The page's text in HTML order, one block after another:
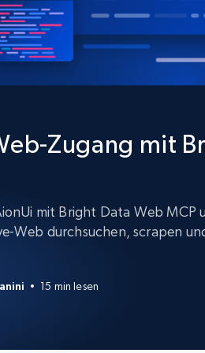
integriertem Entsperren und Hosting
Residential proxys 50% OFF
Datacenter proxys
Schnelle, zuverlässige Proxys für
effiziente Datenextraktion
PROXY-INFRASTRUKTUR
Residential proxys
Beginnt bei
Zugang mit
mit Bright Data Web MCP
Web durchsuchen, scrapen
15 min lesen